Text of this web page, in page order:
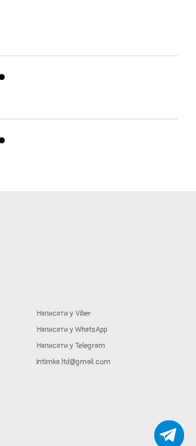
Написати у Viber
Написати у WhatsApp
Написати у Telegram
intimka.ltd@gmail.com